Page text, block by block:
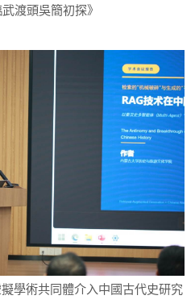
渡頭吳簡初探》
學術共同體介入中國古代史研究